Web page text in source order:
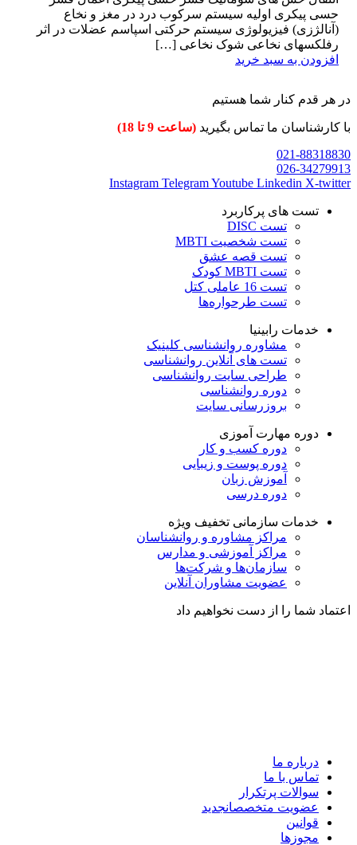
حسی پیکری اولیه سیستم سرکوب درد در مغز و نخاع
(آنالژزی) فیزیولوژی سیستم حرکتی اسپاسم عضلات در اثر
رفلکسهای نخاعی شوک نخاعی […]
افزودن به سبد خرید
در هر قدم کنار شما هستیم
با کارشناسان ما تماس بگیرید (ساعت 9 تا 18)
021-88318830
026-34279913
Instagram TelegramYoutube Linkedin X-twitter
تست های پرکاربرد
تست DISC
تست شخصیت MBTI
تست قصه عشق
تست MBTI کودک
تست 16 عاملی کتل
تست طرحواره‌ها
خدمات رابینیا
مشاوره روانشناسی کلینیک
تست های آنلاین روانشناسی
طراحی سایت روانشناسی
دوره روانشناسی
بروزرسانی سایت
دوره مهارت آموزی
دوره کسب و کار
دوره پوست و زیبایی
آموزش زبان
دوره درسی
خدمات سازمانی تخفیف ویژه
مراکز مشاوره و روانشناسان
مراکز آموزشی و مدارس
سازمان‌ها و شرکت‌ها
عضویت مشاوران آنلاین
اعتماد شما را از دست نخواهیم داد
درباره ما
تماس با ما
سوالات پرتکرار
عضویت متخصصانجدید
قوانین
مجوزها